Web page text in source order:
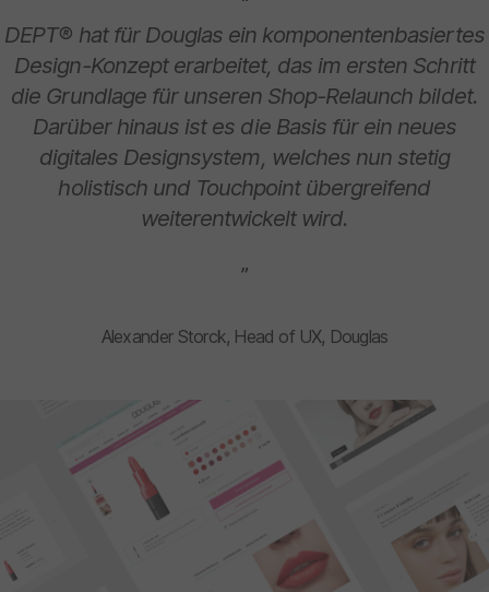
DEPT® hat für Douglas ein komponentenbasiertes
Design-Konzept erarbeitet, das im ersten Schritt
die Grundlage für unseren Shop-Relaunch bildet.
Darüber hinaus ist es die Basis für ein neues
digitales Designsystem, welches nun stetig
holistisch und Touchpoint übergreifend
weiterentwickelt wird.
”
Alexander Storck, Head of UX, Douglas